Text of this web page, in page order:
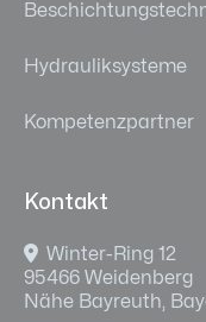
Hydrauliksysteme
Kompetenzpartner
Kontakt
 Winter-Ring 12
95466 Weidenberg
Nähe Bayreuth,